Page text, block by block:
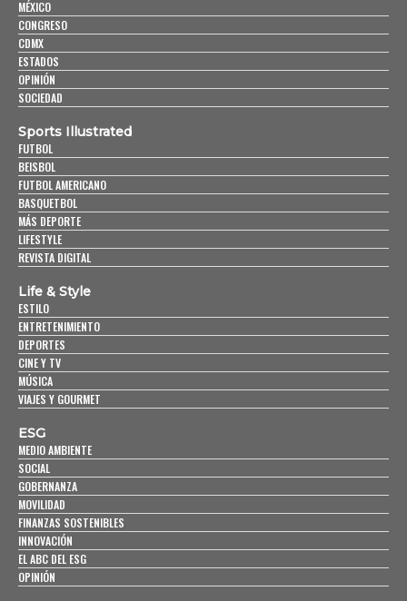
MÉXICO
CONGRESO
CDMX
ESTADOS
OPINIÓN
SOCIEDAD
Sports Illustrated
FUTBOL
BEISBOL
FUTBOL AMERICANO
BASQUETBOL
MÁS DEPORTE
LIFESTYLE
REVISTA DIGITAL
Life & Style
ESTILO
ENTRETENIMIENTO
DEPORTES
CINE Y TV
MÚSICA
VIAJES Y GOURMET
ESG
MEDIO AMBIENTE
SOCIAL
GOBERNANZA
MOVILIDAD
FINANZAS SOSTENIBLES
INNOVACIÓN
EL ABC DEL ESG
OPINIÓN